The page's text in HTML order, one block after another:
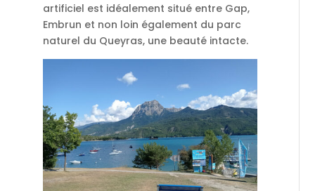
artificiel est idéalement situé entre Gap,
Embrun et non loin également du parc
naturel du Queyras, une beauté intacte.